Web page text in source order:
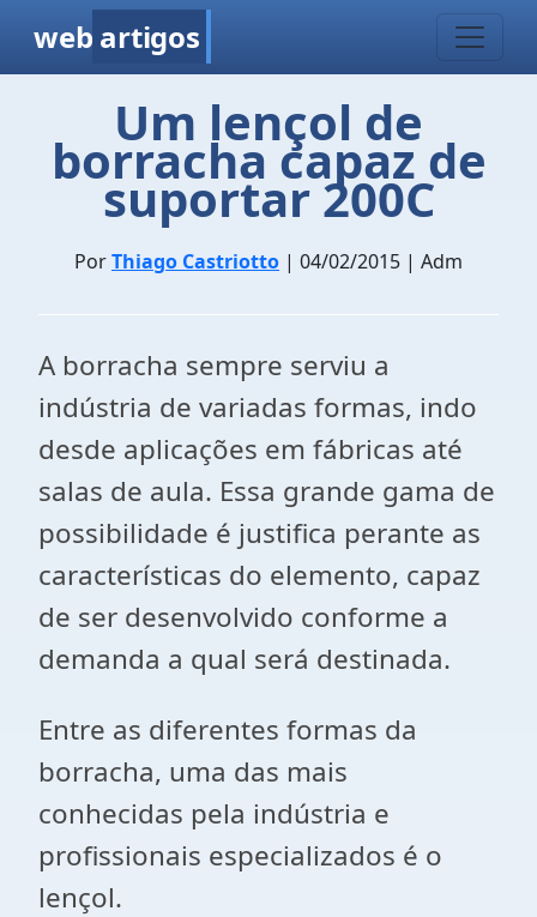
web artigos
Um lençol de
borracha capaz de
suportar 200C
PorThiago Castriotto | 04/02/2015 | Adm
A borracha sempre serviu a
indústria de variadas formas, indo
desde aplicações em fábricas até
salas de aula. Essa grande gama de
possibilidade é justifica perante as
características do elemento, capaz
de ser desenvolvido conforme a
demanda a qual será destinada.
Entre as diferentes formas da
borracha, uma das mais
conhecidas pela indústria e
profissionais especializados é o
lençol.